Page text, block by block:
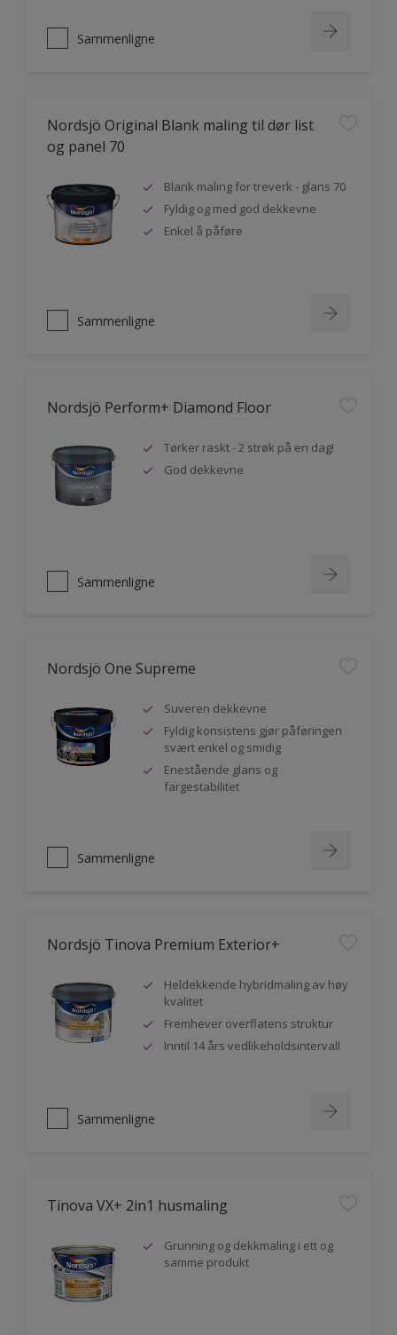
Sammenligne
Nordsjö Original Blank maling til dør list
og panel 70
Blank maling for treverk - glans 70
Fyldig og med god dekkevne
Enkel å påføre
Sammenligne
Nordsjö Perform+ Diamond Floor
Tørker raskt - 2 strøk på en dag!
God dekkevne
Sammenligne
Nordsjö One Supreme
Suveren dekkevne
Fyldig konsistens gjør påføringen
svært enkel og smidig
Enestående glans og
fargestabilitet
Sammenligne
Nordsjö Tinova Premium Exterior+
Heldekkende hybridmaling av høy
kvalitet
Fremhever overflatens struktur
Inntil 14 års vedlikeholdsintervall
Sammenligne
Tinova VX+ 2in1 husmaling
Grunning og dekkmaling i ett og
samme produkt